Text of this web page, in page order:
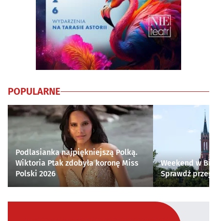
POPULARNE
Podlasianka najpiękniejszą Polką.
Wiktoria Ptak zdobyła koronę Miss
Polski 2026
Weekend w
Sprawdź